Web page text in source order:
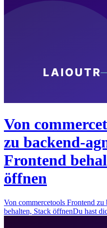
Von
zu backend-
Frontend
öffnen
Von commercetools Frontend zu
behalten, Stack öffnenDu hast